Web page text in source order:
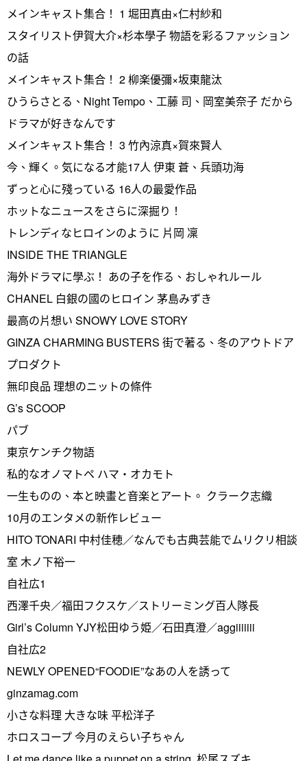
メインキャスト集合！ 1 堀田真由×仁村紗和
スタイリスト伊賀大介×杉本學子 物語を彩るファッション
の話
メインキャスト集合！ 2 柳楽優彌×坂東龍汰
ひうらさとる、Night Tempo、工藤 司、岡室美奈子 だから
ドラマが好きなんです
メインキャスト集合！ 3 竹內涼真×賀來賢人
今、輝く。気になる才能17人 伊東 蒼、兵頭功海
ずっと心に殘っている 16人の最愛作品
ホットなニュースをさらに深掘り！
トレンディなヒロインのように 片岡 凜
INSIDE THE TRIANGLE
海外ドラマに學ぶ！ あの子を作る、おしゃれルール
CHANEL 白銀の國のヒロイン 茅島みずき
最高の片想い SNOWY LOVE STORY
GINZA CHARMING BUSTERS 街で著る、冬のアウトドア
プロダクト
無印良品 理想のニットの條件
G’s SCOOP
パブ
東京ケンチク物語
私的なオノマトペ ハマ・オカモト
一生ものの、本と映畫と音楽とアート。 クラーク志織
10月のエンタメの新作レビュー
HITO TONARI 中村佳穂／なんでも古典芸能でムリクリ相談
室 木ノ下裕一
自社広1
西澤千央／福田フクスケ／ストリーミング百人隊長
Girl’s Column YJY松田ゆう姫／石田真澄／aggiiiiiii
自社広2
NEWLY OPENED“FOODIE”なあの人を誘って
ginzamag.com
小さな料理 大きな味 平松洋子
ホロスコープ 今月のえらい子ちゃん